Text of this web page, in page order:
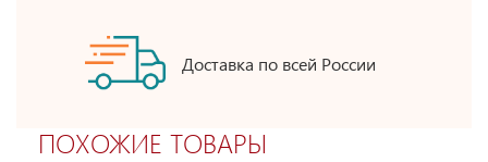
Доставка по всей России
ПОХОЖИЕ ТОВАРЫ